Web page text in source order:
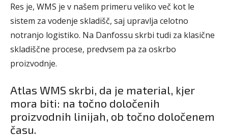
Res je, WMS je v našem primeru veliko več kot le
sistem za vodenje skladišč, saj upravlja celotno
notranjo logistiko. Na Danfossu skrbi tudi za klasične
skladiščne procese, predvsem pa za oskrbo
proizvodnje.
Atlas WMS skrbi, da je material, kjer
mora biti: na točno določenih
proizvodnih linijah, ob točno določenem
času.